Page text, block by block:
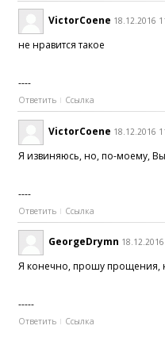
VictorCoene 18.12.2016
не нравится такое
----
Ответить Ссылка
VictorCoene 18.12.2016
Я извиняюсь, но, по-моему,
----
Ответить Ссылка
GeorgeDrymn
Я конечно, прошу прощения,
-----
Ответить Ссылка